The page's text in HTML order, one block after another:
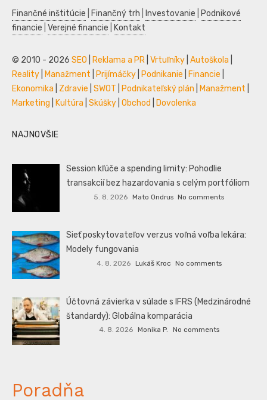
Finančné inštitúcie Finančný trh Investovanie
Podnikové
financie Verejné financie Kontakt
© 2010 - 2026 SEO Reklama a PR Vrtuľníky Autoškola
Reality
Manažment Prijímáčky Podnikanie Financie
Ekonomika
Zdravie SWOT Podnikateľský plán Manažment
Marketing
Kultúra Skúšky Obchod Dovolenka
NAJNOVŠIE
Session kľúče a spending limity: Pohodlie
transakcií bez hazardovania s celým portfóliom
5. 8. 2026 Mato Ondrus No comments
Sieť poskytovateľov verzus voľná voľba lekára:
Modely fungovania
4. 8. 2026 Lukáš Kroc No comments
Účtovná závierka v súlade s IFRS (Medzinárodné
štandardy): Globálna komparácia
4. 8. 2026 Monika P. No comments
Poradňa